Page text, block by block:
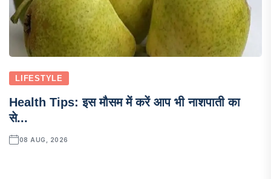
LIFESTYLE
Health Tips: इस मौसम में करें आप भी नाशपाती का
से...
08 AUG, 2026